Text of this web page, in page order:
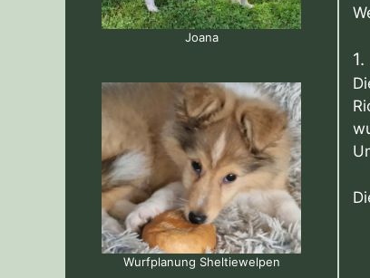
Joana
Wurfplanung Sheltiewelpen